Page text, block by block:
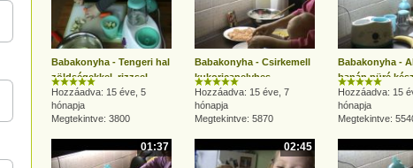
Babakonyha - Tengeri hal
zöldségekkel, rizzsel,
joghurttal
Hozzáadva: 15 éve, 5
hónapja
Megtekintve: 3800
Babakonyha - Csirkemell
kukoricapelyhes
bundában
Hozzáadva: 15 éve, 7
hónapja
Megtekintve: 5870
Babakonyha -
banán püré
egyszerűen
Hozzáadva: 15
hónapja
Megtekintve:
01:37 02:45